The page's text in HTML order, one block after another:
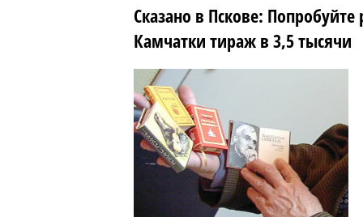
Сказано в Пскове:
Камчатки тираж в 3,5 тысячи